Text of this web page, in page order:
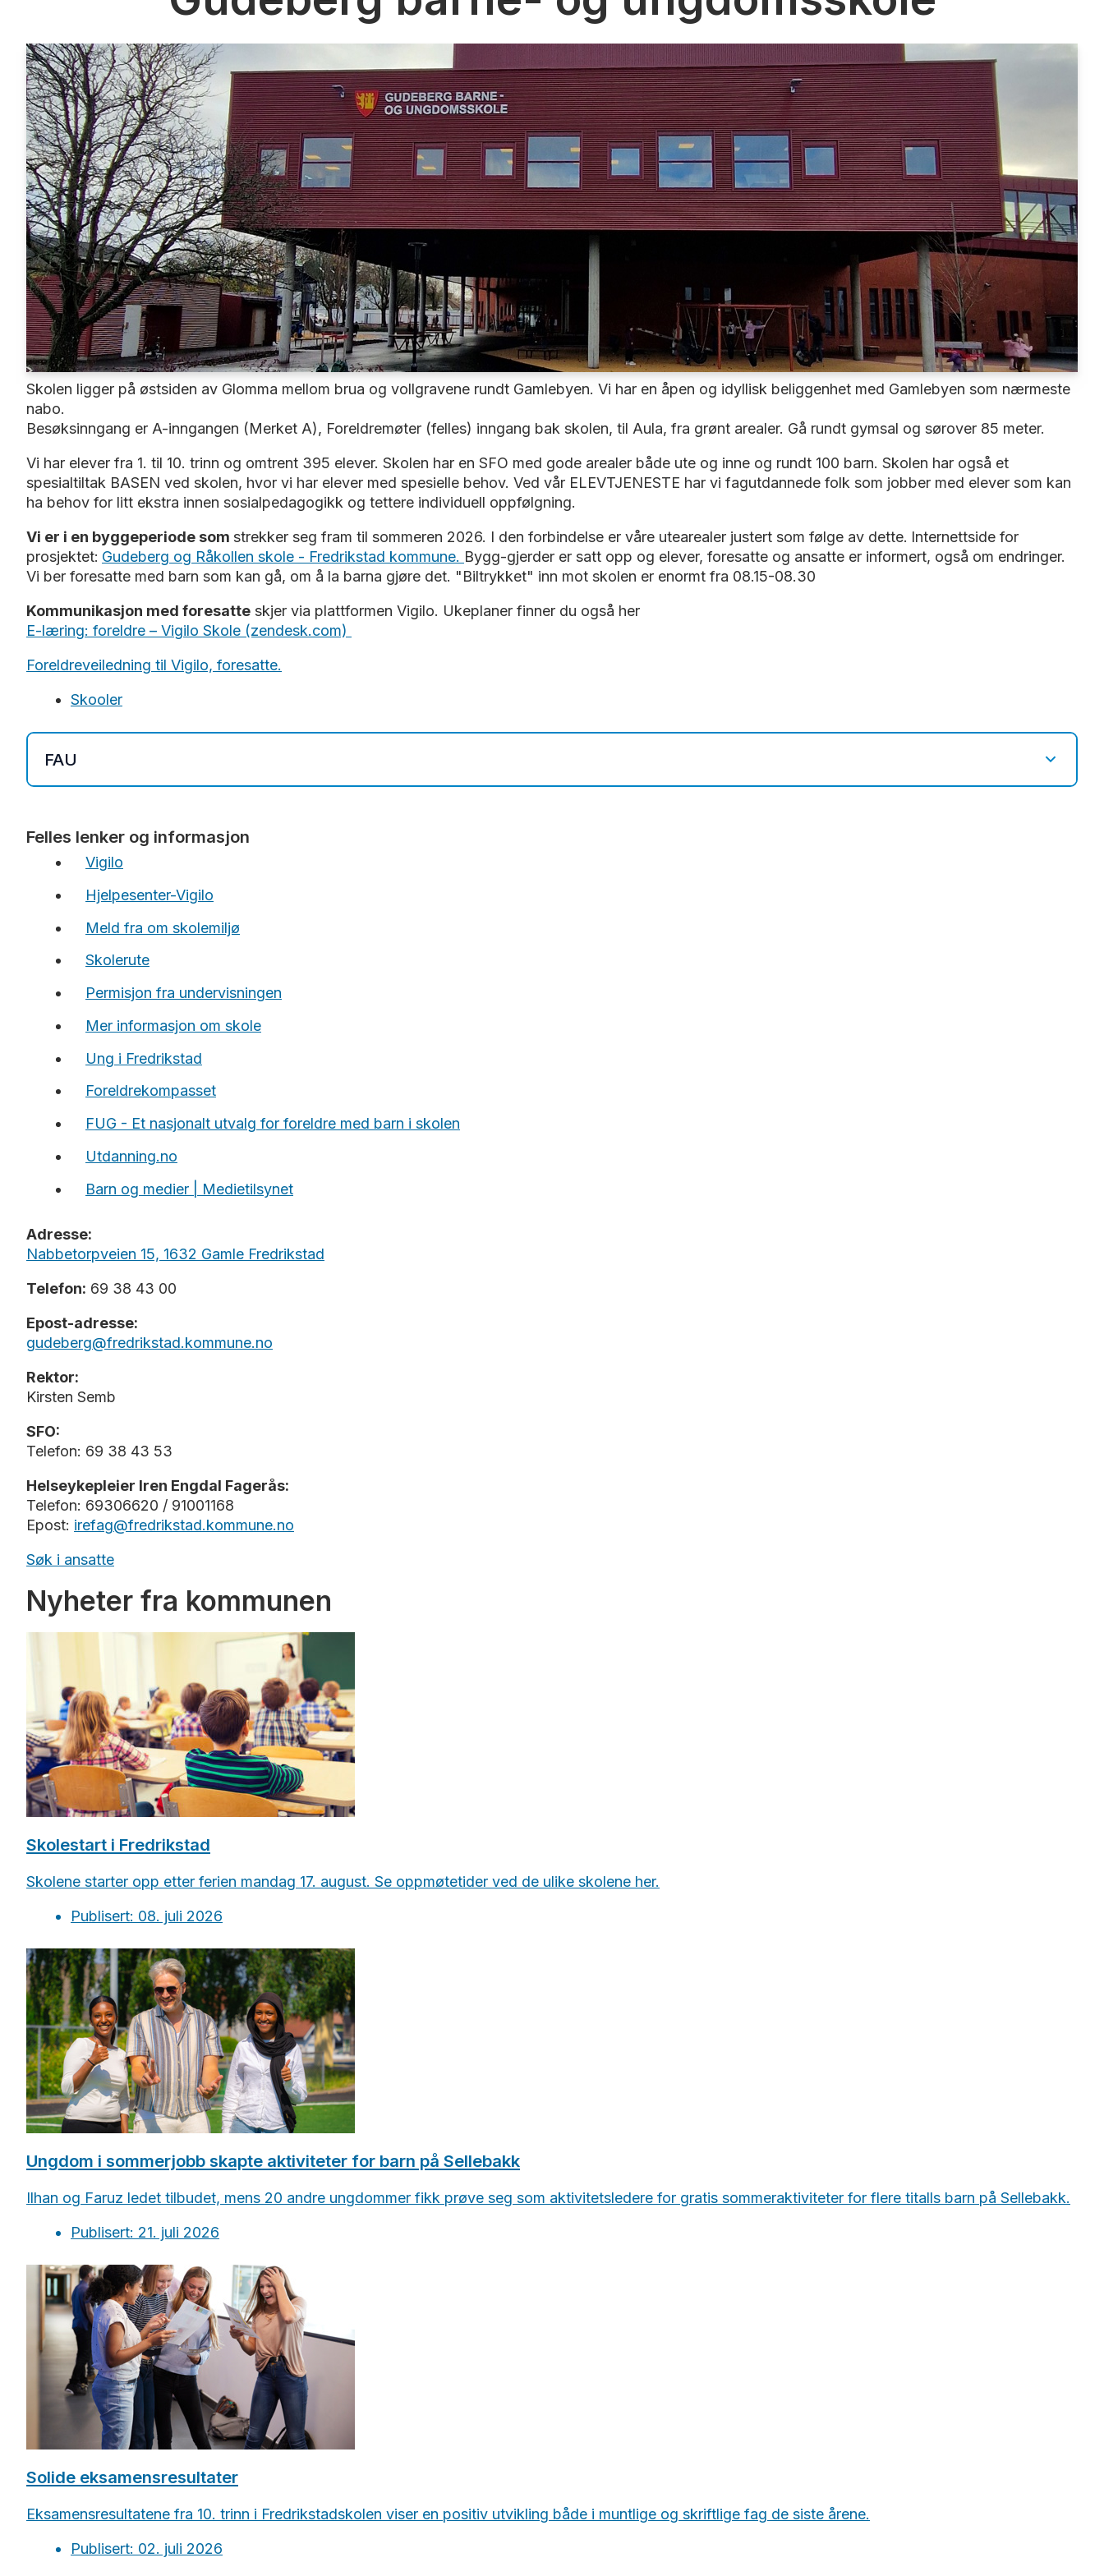
Skolen ligger på østsiden av Glomma mellom brua og vollgravene rundt Gamlebyen. Vi har en åpen og idyllisk beliggenhet med Gamlebyen som nærmeste
nabo.
Besøksinngang er A-inngangen (Merket A), Foreldremøter (felles) inngang bak skolen, til Aula, fra grønt arealer. Gå rundt gymsal og sørover 85 meter.
Vi har elever fra 1. til 10. trinn og omtrent 395 elever. Skolen har en SFO med gode arealer både ute og inne og rundt 100 barn. Skolen har også et
spesialtiltak BASEN ved skolen, hvor vi har elever med spesielle behov. Ved vår ELEVTJENESTE har vi fagutdannede folk som jobber med elever som kan
ha behov for litt ekstra innen sosialpedagogikk og tettere individuell oppfølgning.
Vi er i en byggeperiode som strekker seg fram til sommeren 2026. I den forbindelse er våre utearealer justert som følge av dette. Internettside for
prosjektet: Gudeberg og Råkollen skole - Fredrikstad kommune. Bygg-gjerder er satt opp og elever, foresatte og ansatte er informert, også om endringer.
Vi ber foresatte med barn som kan gå, om å la barna gjøre det. "Biltrykket" inn mot skolen er enormt fra 08.15-08.30
Kommunikasjon med foresatte skjer via plattformen Vigilo. Ukeplaner finner du også her
E-læring: foreldre – Vigilo Skole (zendesk.com)
Foreldreveiledning til Vigilo, foresatte.
Skooler
FAU
Felles lenker og informasjon
Vigilo
Hjelpesenter-Vigilo
Meld fra om skolemiljø
Skolerute
Permisjon fra undervisningen
Mer informasjon om skole
Ung i Fredrikstad
Foreldrekompasset
FUG - Et nasjonalt utvalg for foreldre med barn i skolen
Utdanning.no
Barn og medier | Medietilsynet
Adresse:
Nabbetorpveien 15, 1632 Gamle Fredrikstad
Telefon: 69 38 43 00
Epost-adresse:
gudeberg@fredrikstad.kommune.no
Rektor:
Kirsten Semb
SFO:
Telefon: 69 38 43 53
Helseykepleier Iren Engdal Fagerås:
Telefon: 69306620 / 91001168
Epost: irefag@fredrikstad.kommune.no
Søk i ansatte
Nyheter fra kommunen
Skolestart i Fredrikstad
Skolene starter opp etter ferien mandag 17. august. Se oppmøtetider ved de ulike skolene her.
Publisert: 08. juli 2026
Ungdom i sommerjobb skapte aktiviteter for barn på Sellebakk
Ilhan og Faruz ledet tilbudet, mens 20 andre ungdommer fikk prøve seg som aktivitetsledere for gratis sommeraktiviteter for flere titalls barn på Sellebakk.
Publisert: 21. juli 2026
Solide eksamensresultater
Eksamensresultatene fra 10. trinn i Fredrikstadskolen viser en positiv utvikling både i muntlige og skriftlige fag de siste årene.
Publisert: 02. juli 2026